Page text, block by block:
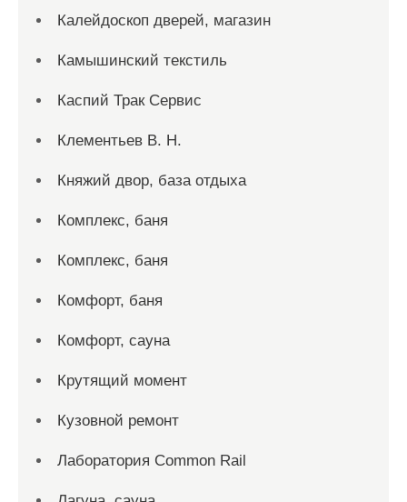
Калейдоскоп дверей, магазин
Камышинский текстиль
Каспий Трак Сервис
Клементьев В. Н.
Княжий двор, база отдыха
Комплекс, баня
Комплекс, баня
Комфорт, баня
Комфорт, сауна
Крутящий момент
Кузовной ремонт
Лаборатория Common Rail